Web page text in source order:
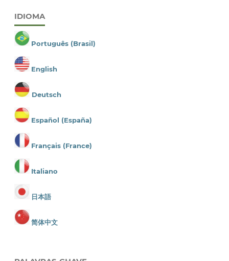
IDIOMA
Português (Brasil)
English
Deutsch
Español (España)
Français (France)
Italiano
日本語
简体中文